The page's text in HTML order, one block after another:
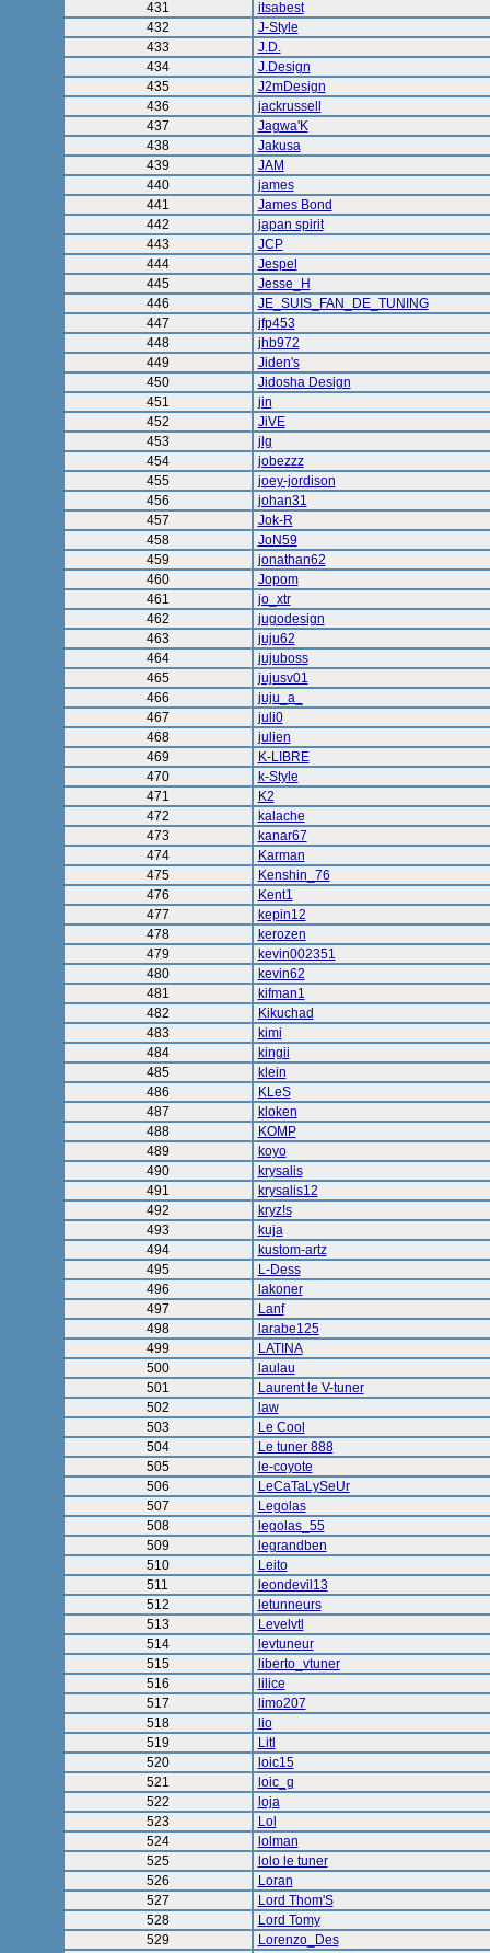
431
itsabest
432
J-Style
433
J.D.
434
J.Design
435
J2mDesign
436
jackrussell
437
Jagwa'K
438
Jakusa
439
JAM
440
james
441
James Bond
442
japan spirit
443
JCP
444
Jespel
445
Jesse_H
446
JE_SUIS_FAN_DE_TUNING
447
jfp453
448
jhb972
449
Jiden's
450
Jidosha Design
451
jin
452
JiVE
453
jlg
454
jobezzz
455
joey-jordison
456
johan31
457
Jok-R
458
JoN59
459
jonathan62
460
Jopom
461
jo_xtr
462
jugodesign
463
juju62
464
jujuboss
465
jujusv01
466
juju_a_
467
juli0
468
julien
469
K-LIBRE
470
k-Style
471
K2
472
kalache
473
kanar67
474
Karman
475
Kenshin_76
476
Kent1
477
kepin12
478
kerozen
479
kevin002351
480
kevin62
481
kifman1
482
Kikuchad
483
kimi
484
kingii
485
klein
486
KLeS
487
kloken
488
KOMP
489
koyo
490
krysalis
491
krysalis12
492
kryz!s
493
kuja
494
kustom-artz
495
L-Dess
496
lakoner
497
Lanf
498
larabe125
499
LATINA
500
laulau
501
Laurent le V-tuner
502
law
503
Le Cool
504
Le tuner 888
505
le-coyote
506
LeCaTaLySeUr
507
Legolas
508
legolas_55
509
legrandben
510
Leito
511
leondevil13
512
letunneurs
513
Levelvtl
514
levtuneur
515
liberto_vtuner
516
lilice
517
limo207
518
lio
519
Litl
520
loic15
521
loic_g
522
loja
523
Lol
524
lolman
525
lolo le tuner
526
Loran
527
Lord Thom'S
528
Lord Tomy
529
Lorenzo_Des